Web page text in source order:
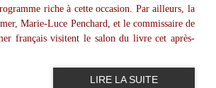
riche à cette occasion. Par ailleurs, la
Marie-Luce Penchard, et le commissaire de
français visitent le salon du livre cet après-
LIRE LA SUITE